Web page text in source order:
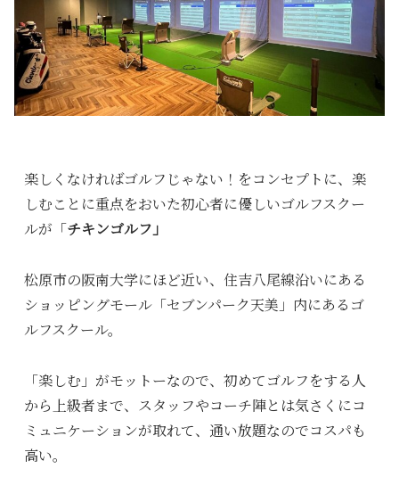
楽しくなければゴルフじゃない！をコンセプトに、楽
しむことに重点をおいた初心者に優しいゴルフスクー
ルが「チキンゴルフ」
松原市の阪南大学にほど近い、住吉八尾線沿いにある
ショッピングモール「セブンパーク天美」内にあるゴ
ルフスクール。
「楽しむ」がモットーなので、初めてゴルフをする人
から上級者まで、スタッフやコーチ陣とは気さくにコ
ミュニケーションが取れて、通い放題なのでコスパも
高い。